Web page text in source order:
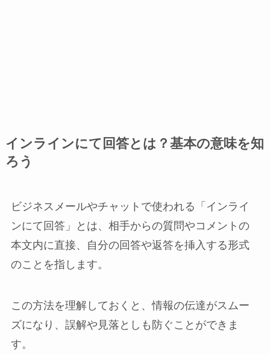
インラインにて回答とは？基本の意味を知
ろう
ビジネスメールやチャットで使われる「インライ
ンにて回答」とは、相手からの質問やコメントの
本文内に直接、自分の回答や返答を挿入する形式
のことを指します。
この方法を理解しておくと、情報の伝達がスムー
ズになり、誤解や見落としも防ぐことができま
す。